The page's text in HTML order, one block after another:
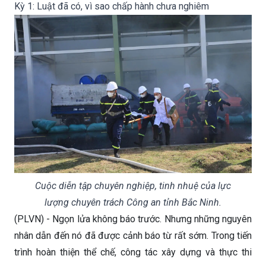
Kỳ 1: Luật đã có, vì sao chấp hành chưa nghiêm
Cuộc diễn tập chuyên nghiệp, tinh nhuệ của lực
lượng chuyên trách Công an tỉnh Bắc Ninh.
(PLVN) - Ngọn lửa không báo trước. Nhưng những nguyên
nhân dẫn đến nó đã được cảnh báo từ rất sớm. Trong tiến
trình hoàn thiện thể chế, công tác xây dựng và thực thi